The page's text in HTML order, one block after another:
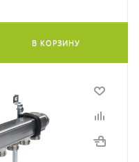
В КОРЗИНУ